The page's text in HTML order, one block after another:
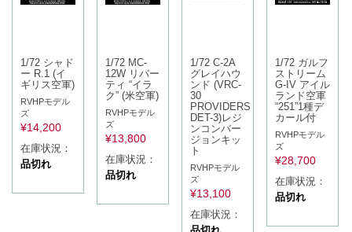
1/72 シャド
ー R.1 (イ
ギリス空軍)
RVHPモデル
ズ
¥14,200
在庫状況：
品切れ
1/72 MC-
12W リバー
ティ “イラ
ク” (米空軍)
RVHPモデル
ズ
¥13,800
在庫状況：
品切れ
1/72 C-2A
グレイハウ
ンド (VRC-
30
PROVIDERS
DET-3)レジ
ンコンバー
ジョンキッ
ト
RVHPモデル
ズ
¥13,100
在庫状況：
1/72 ガルフ
ストリーム
G-IV アイル
ランド空軍
“251”1種デ
カール付
RVHPモデル
ズ
¥28,700
在庫状況：
品切れ